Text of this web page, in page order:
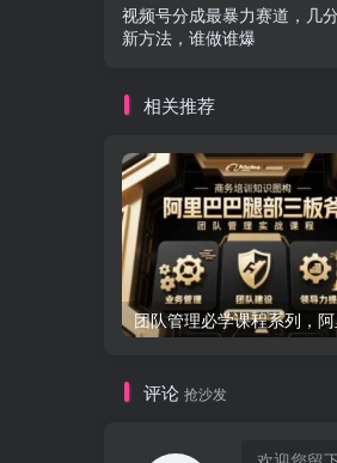
视频号分成最暴力赛道，几
新方法，谁做谁爆
相关推荐
评论 抢沙发